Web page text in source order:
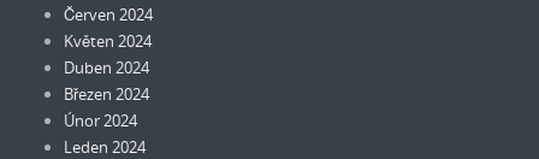
Červen 2024
Květen 2024
Duben 2024
Březen 2024
Únor 2024
Leden 2024